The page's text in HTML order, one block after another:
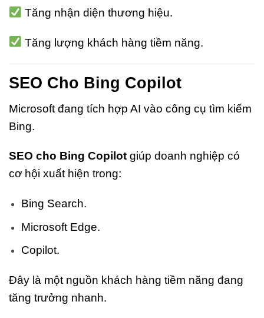
Tăng nhận diện thương hiệu.
Tăng lượng khách hàng tiềm năng.
SEO Cho Bing Copilot
Microsoft đang tích hợp AI vào công cụ tìm kiếm
Bing.
SEO cho Bing Copilot giúp doanh nghiệp có
cơ hội xuất hiện trong:
Bing Search.
Microsoft Edge.
Copilot.
Đây là một nguồn khách hàng tiềm năng đang
tăng trưởng nhanh.